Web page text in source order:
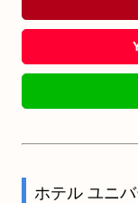
ホテル ユニ